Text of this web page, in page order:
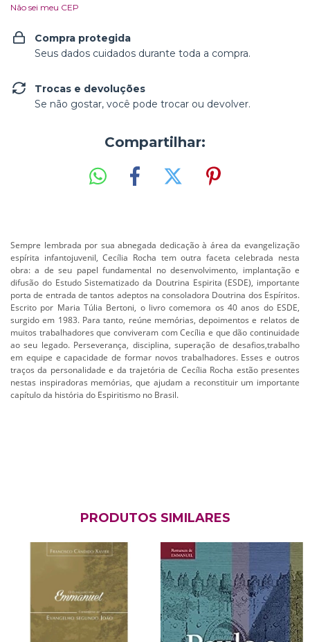
Não sei meu CEP
Compra protegida
Seus dados cuidados durante toda a compra.
Trocas e devoluções
Se não gostar, você pode trocar ou devolver.
Compartilhar:
Sempre lembrada por sua abnegada dedicação à área da evangelização
espírita infantojuvenil, Cecília Rocha tem outra faceta celebrada nesta
obra: a de seu papel fundamental no desenvolvimento, implantação e
difusão do Estudo Sistematizado da Doutrina Espirita (ESDE), importante
porta de entrada de tantos adeptos na consoladora Doutrina dos Espíritos.
Escrito por Maria Túlia Bertoni, o livro comemora os 40 anos do ESDE,
surgido em 1983. Para tanto, reúne memórias, depoimentos e relatos de
muitos trabalhadores que conviveram com Cecília e que dão continuidade
ao seu legado. Perseverança, disciplina, superação de desafios,trabalho
em equipe e capacidade de formar novos trabalhadores. Esses e outros
traços da personalidade e da trajetória de Cecília Rocha estão presentes
nestas inspiradoras memórias, que ajudam a reconstituir um importante
capítulo da história do Espiritismo no Brasil.
PRODUTOS SIMILARES